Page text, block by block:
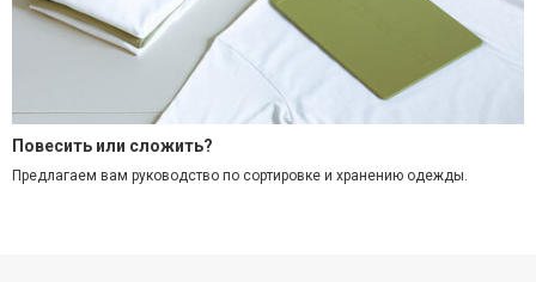
Повесить или сложить?
Предлагаем вам руководство по сортировке и хранению одежды.